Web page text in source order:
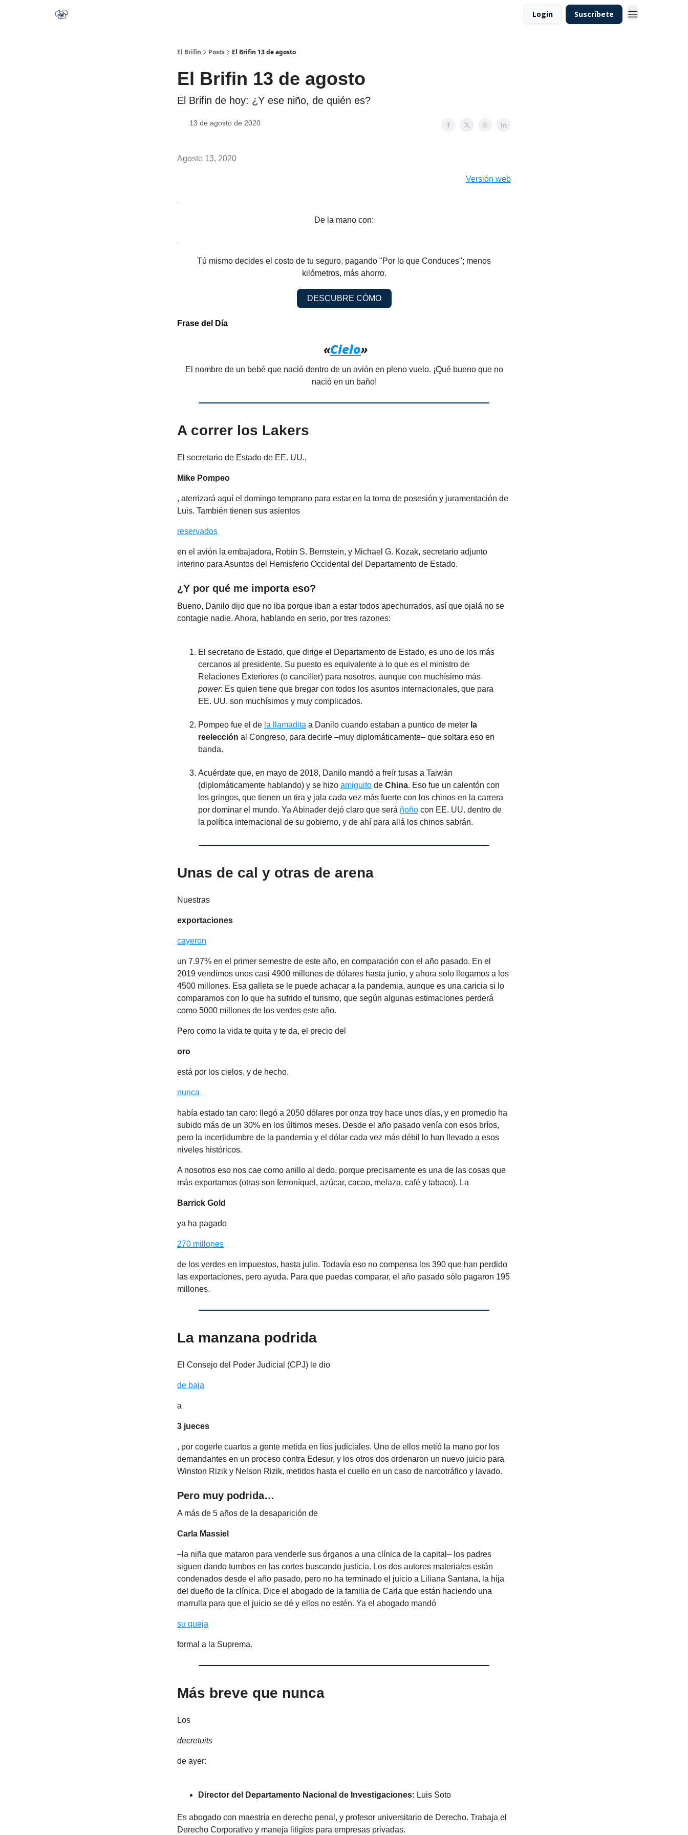
Login Suscríbete
El Brifin Posts El Brifin 13 de agosto
El Brifin 13 de agosto
El Brifin de hoy: ¿Y ese niño, de quién es?
13 de agosto de 2020
Agosto 13, 2020
Versión web
De la mano con:
Tú mismo decides el costo de tu seguro, pagando "Por lo que Conduces"; menos
kilómetros, más ahorro.
DESCUBRE CÓMO
Frase del Día
«Cielo»
El nombre de un bebé que nació dentro de un avión en pleno vuelo. ¡Qué bueno que no
nació en un baño!
A correr los Lakers
El secretario de Estado de EE. UU.,
Mike Pompeo
, aterrizará aquí el domingo temprano para estar en la toma de posesión y juramentación de
Luis. También tienen sus asientos
reservados
en el avión la embajadora, Robin S. Bernstein, y Michael G. Kozak, secretario adjunto
interino para Asuntos del Hemisferio Occidental del Departamento de Estado.
¿Y por qué me importa eso?
Bueno, Danilo dijo que no iba porque iban a estar todos apechurrados, así que ojalá no se
contagie nadie. Ahora, hablando en serio, por tres razones:
El secretario de Estado, que dirige el Departamento de Estado, es uno de los más
cercanos al presidente. Su puesto es equivalente a lo que es el ministro de
Relaciones Exteriores (o canciller) para nosotros, aunque con muchísimo más
power: Es quien tiene que bregar con todos los asuntos internacionales, que para
EE. UU. son muchísimos y muy complicados.
Pompeo fue el de la llamadita a Danilo cuando estaban a puntico de meter la
reelección al Congreso, para decirle –muy diplomáticamente– que soltara eso en
banda.
Acuérdate que, en mayo de 2018, Danilo mandó a freír tusas a Taiwán
(diplomáticamente hablando) y se hizo amiguito de China. Eso fue un calentón con
los gringos, que tienen un tira y jala cada vez más fuerte con los chinos en la carrera
por dominar el mundo. Ya Abinader dejó claro que será ñoño con EE. UU. dentro de
la política internacional de su gobierno, y de ahí para allá los chinos sabrán.
Unas de cal y otras de arena
Nuestras
exportaciones
cayeron
un 7.97% en el primer semestre de este año, en comparación con el año pasado. En el
2019 vendimos unos casi 4900 millones de dólares hasta junio, y ahora solo llegamos a los
4500 millones. Esa galleta se le puede achacar a la pandemia, aunque es una caricia si lo
comparamos con lo que ha sufrido el turismo, que según algunas estimaciones perderá
como 5000 millones de los verdes este año.
Pero como la vida te quita y te da, el precio del
oro
está por los cielos, y de hecho,
nunca
había estado tan caro: llegó a 2050 dólares por onza troy hace unos días, y en promedio ha
subido más de un 30% en los últimos meses. Desde el año pasado venía con esos bríos,
pero la incertidumbre de la pandemia y el dólar cada vez más débil lo han llevado a esos
niveles históricos.
A nosotros eso nos cae como anillo al dedo, porque precisamente es una de las cosas que
más exportamos (otras son ferroníquel, azúcar, cacao, melaza, café y tabaco). La
Barrick Gold
ya ha pagado
270 millones
de los verdes en impuestos, hasta julio. Todavía eso no compensa los 390 que han perdido
las exportaciones, pero ayuda. Para que puedas comparar, el año pasado sólo pagaron 195
millones.
La manzana podrida
El Consejo del Poder Judicial (CPJ) le dio
de baja
a
3 jueces
, por cogerle cuartos a gente metida en líos judiciales. Uno de ellos metió la mano por los
demandantes en un proceso contra Edesur, y los otros dos ordenaron un nuevo juicio para
Winston Rizik y Nelson Rizik, metidos hasta el cuello en un caso de narcotráfico y lavado.
Pero muy podrida…
A más de 5 años de la desaparición de
Carla Massiel
–la niña que mataron para venderle sus órganos a una clínica de la capital– los padres
siguen dando tumbos en las cortes buscando justicia. Los dos autores materiales están
condenados desde el año pasado, pero no ha terminado el juicio a Liliana Santana, la hija
del dueño de la clínica. Dice el abogado de la familia de Carla que están haciendo una
marrulla para que el juicio se dé y ellos no estén. Ya el abogado mandó
su queja
formal a la Suprema.
Más breve que nunca
Los
decretuits
de ayer:
Director del Departamento Nacional de Investigaciones: Luis Soto
Es abogado con maestría en derecho penal, y profesor universitario de Derecho. Trabaja el
Derecho Corporativo y maneja litigios para empresas privadas.